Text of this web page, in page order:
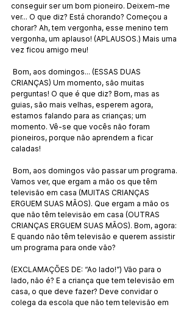
conseguir ser um bom pioneiro. Deixem-me
ver... O que diz? Está chorando? Começou a
chorar? Ah, tem vergonha, esse menino tem
vergonha, um aplauso! (APLAUSOS.) Mais uma
vez ficou amigo meu!
CRIANÇAS) Um momento, são muitas
perguntas! O que é que diz? Bom, mas as
guias, são mais velhas, esperem agora,
estamos falando para as crianças; um
momento. Vê-se que vocês não foram
pioneiros, porque não aprendem a ficar
caladas!
Vamos ver, que ergam a mão os que têm
televisão em casa (MUITAS CRIANÇAS
ERGUEM SUAS MÃOS). Que ergam a mão os
que não têm televisão em casa (OUTRAS
CRIANÇAS ERGUEM SUAS MÃOS). Bom, agora:
E quando não têm televisão e querem assistir
um programa para onde vão?
(EXCLAMAÇÕES DE: “Ao lado!”) Vão para o
lado, não é? E a criança que tem televisão em
casa, o que deve fazer? Deve convidar o
colega da escola que não tem televisão em